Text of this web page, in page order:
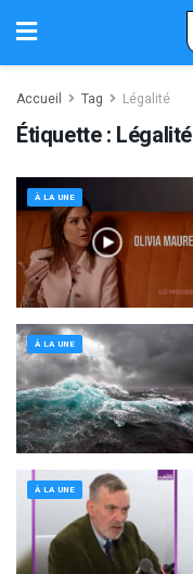
Accueil Tag Légalité
Étiquette : Légalité
À LA UNE
À LA UNE
À LA UNE